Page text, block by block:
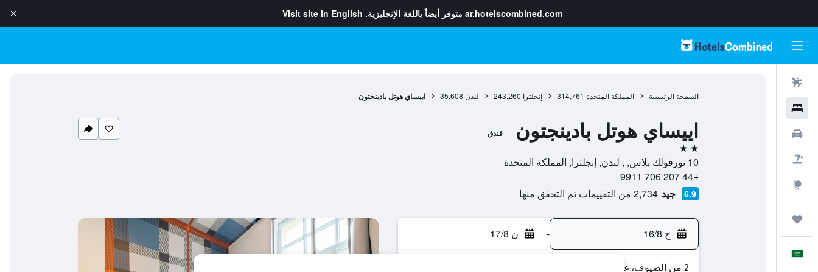
ar.hotelscombined.com متوفر أيضاً باللغة الإنجليزية. Visit site in English
الصفحة الرئيسية المملكة المتحدة 314,761 إنجلترا 243,260 لندن 35,608 اييساي هوتل بادينجتون
اييساي هوتل بادينجتون فندق
2 نجمتين
10 نورفولك بلاس, , لندن, إنجلترا, المملكة المتحدة
+44 207 706 9911
6.9 جيد 2,734 من التقييمات تم التحقق منها
ح 16/8 - ن 17/8
2 من الضيوف، غرفة واحدة